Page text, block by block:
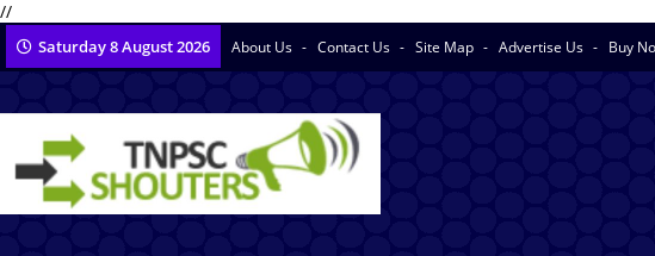
//
Saturday 8 August 2026 About Us Contact Us Site Map Advertise Us Buy